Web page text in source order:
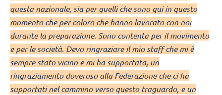
questa nazionale, sia per quelli che sono qui in questo
momento che per coloro che hanno lavorato con noi
durante la preparazione. Sono contenta per il movimento
e per le società. Devo ringraziare il mio staff che mi è
sempre stato vicino e mi ha supportata, un
ringraziamento doveroso alla Federazione che ci ha
supportati nel cammino verso questo traguardo, e un